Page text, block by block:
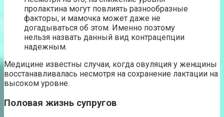
пролактина могут повлиять разнообразные
факторы, и мамочка может даже не
догадываться об этом. Именно поэтому
нельзя назвать данный вид контрацепции
надежным.
Медицине известны случаи, когда овуляция у женщины
восстанавливалась несмотря на сохранение лактации на
высоком уровне.
Половая жизнь супругов